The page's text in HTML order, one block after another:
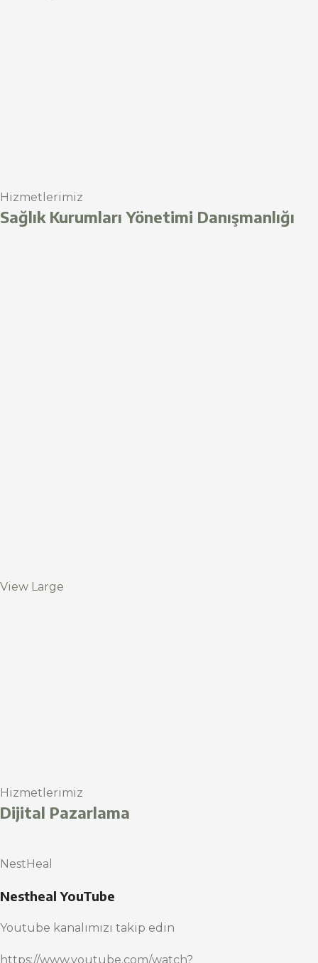
Hizmetlerimiz
Sağlık Kurumları Yönetimi Danışmanlığı
View Large
Hizmetlerimiz
Dijital Pazarlama
NestHeal
Nestheal YouTube
Youtube kanalımızı takip edin
https://www.youtube.com/watch?